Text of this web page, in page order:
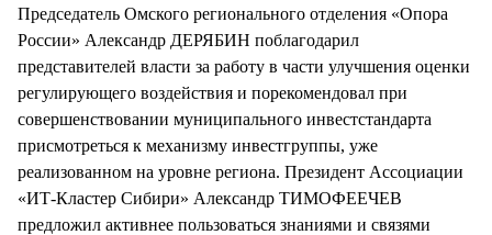
Председатель Омского регионального отделения «Опора
России» Александр ДЕРЯБИН поблагодарил
представителей власти за работу в части улучшения оценки
регулирующего воздействия и порекомендовал при
совершенствовании муниципального инвестстандарта
присмотреться к механизму инвестгруппы, уже
реализованном на уровне региона. Президент Ассоциации
«ИТ-Кластер Сибири» Александр ТИМОФЕЕЧЕВ
предложил активнее пользоваться знаниями и связями